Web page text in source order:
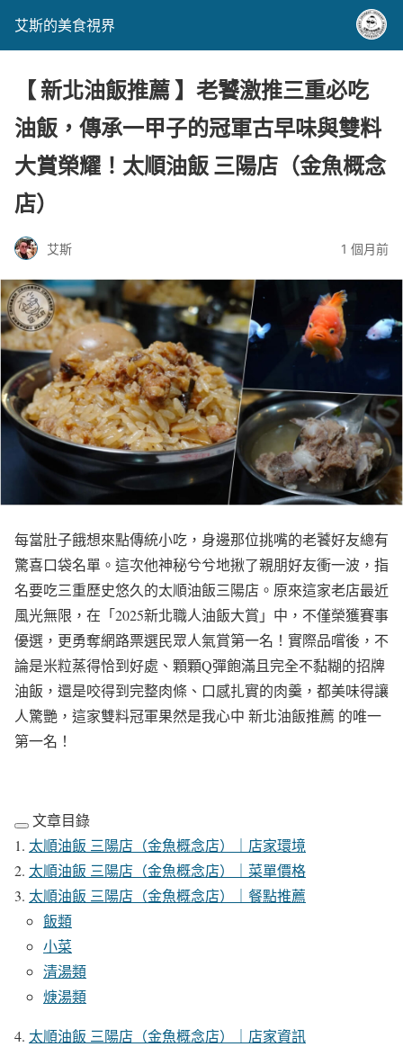
艾斯的美食視界
【 新北油飯推薦 】老饕激推三重必吃
油飯，傳承一甲子的冠軍古早味與雙料
大賞榮耀！太順油飯 三陽店（金魚概念
店）
艾斯 1 個月前
每當肚子餓想來點傳統小吃，身邊那位挑嘴的老饕好友總有
驚喜口袋名單。這次他神秘兮兮地揪了親朋好友衝一波，指
名要吃三重歷史悠久的太順油飯三陽店。原來這家老店最近
風光無限，在「2025新北職人油飯大賞」中，不僅榮獲賽事
優選，更勇奪網路票選民眾人氣賞第一名！實際品嚐後，不
論是米粒蒸得恰到好處、顆顆Q彈飽滿且完全不黏糊的招牌
油飯，還是咬得到完整肉條、口感扎實的肉羹，都美味得讓
人驚艷，這家雙料冠軍果然是我心中 新北油飯推薦 的唯一
第一名！
文章目錄
太順油飯 三陽店（金魚概念店）｜店家環境
太順油飯 三陽店（金魚概念店）｜菜單價格
太順油飯 三陽店（金魚概念店）｜餐點推薦
飯類
小菜
清湯類
焿湯類
太順油飯 三陽店（金魚概念店）｜店家資訊